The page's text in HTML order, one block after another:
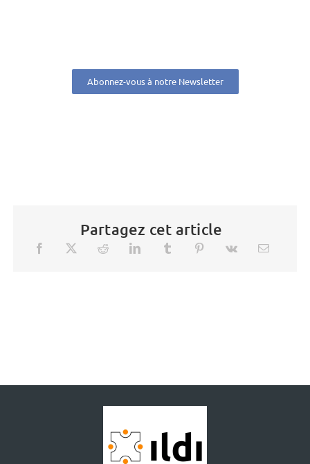
Abonnez-vous à notre Newsletter
Partagez cet article